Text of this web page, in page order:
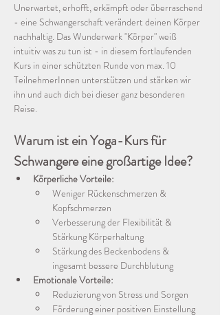
Unerwartet, erhofft, erkämpft oder überraschend
- eine Schwangerschaft verändert deinen Körper
nachhaltig. Das Wunderwerk "Körper" weiß
intuitiv was zu tun ist - in diesem fortlaufenden
Kurs in einer schützten Runde von max. 10
TeilnehmerInnen unterstützen und stärken wir
ihn und auch dich bei dieser ganz besonderen
Reise.
Warum ist ein Yoga-Kurs für
Schwangere eine großartige Idee?
Körperliche Vorteile:
Weniger Rückenschmerzen &
Kopfschmerzen
Verbesserung der Flexibilität &
Stärkung Körperhaltung
Stärkung des Beckenbodens &
ingesamt bessere Durchblutung
Emotionale Vorteile:
Reduzierung von Stress und Sorgen
Förderung einer positiven Einstellung